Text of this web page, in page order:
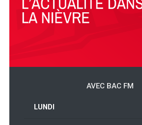
AVEC BAC FM
LUNDI